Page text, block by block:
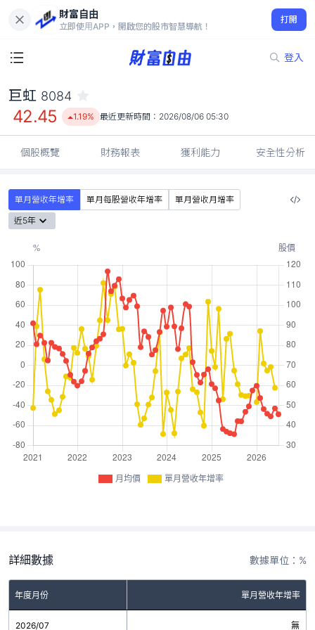
財富自由
立即使用APP，開啟您的股市智慧導航！
打開
登入
42.45
1.19%
巨虹 8084
42.45 1.19% 最近更新時間： 2026/08/06 05:30
個股概覽 財務報表 獲利能力 安全性分析
單月營收年增率 單月每股營收年增率
單月營收月增率
近5年
月均價 單月營收年增率
詳細數據 數據單位：%
年度月份 單月營收年增率
2026/07 無